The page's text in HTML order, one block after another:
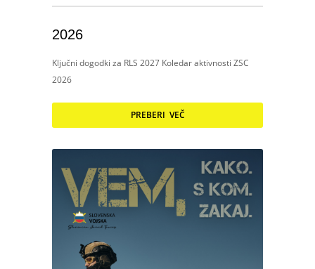
2026
Ključni dogodki za RLS 2027 Koledar aktivnosti ZSC
2026
PREBERI VEČ